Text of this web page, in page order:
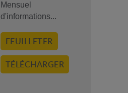
Mensuel
d'informations...
FEUILLETER
TÉLÉCHARGER